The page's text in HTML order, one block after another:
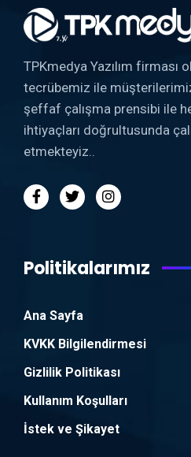
TPKmedya Yazılım firması
tecrübemiz ile
şeffaf çalışma prensibi ile
ihtiyaçları doğrultusunda
etmekteyiz..
Politikalarımız
Ana Sayfa
KVKK Bilgilendirmesi
Gizlilik Politikası
Kullanım Koşulları
İstek ve Şikayet